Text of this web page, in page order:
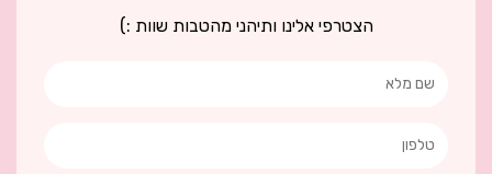
הצטרפי אלינו ותיהני מהטבות שוות :)